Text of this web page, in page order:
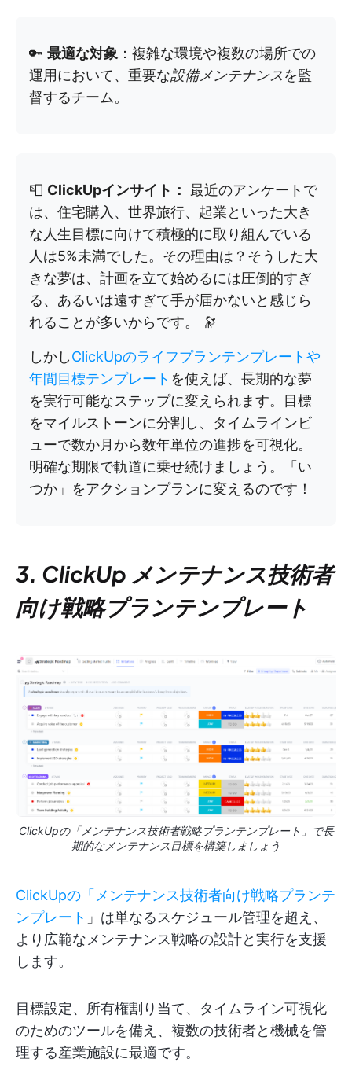
🔑 最適な対象 ：複雑な環境や複数の場所での
運用において、重要な設備メンテナンスを監
督するチーム。
📮 ClickUpインサイト： 最近のアンケートで
は、住宅購入、世界旅行、起業といった大き
な人生目標に向けて積極的に取り組んでいる
人は5%未満でした。その理由は？そうした大
きな夢は、計画を立て始めるには圧倒的すぎ
る、あるいは遠すぎて手が届かないと感じら
れることが多いからです。 🔭
しかしClickUpのライフプランテンプレートや
年間目標テンプレート を使えば、長期的な夢
を実行可能なステップに変えられます。目標
をマイルストーンに分割し、タイムラインビ
ューで数か月から数年単位の進捗を可視化。
明確な期限で軌道に乗せ続けましょう。「い
つか」をアクションプランに変えるのです！
3. ClickUp メンテナンス技術者
向け戦略プランテンプレート
ClickUpの「メンテナンス技術者戦略プランテンプレート」で長
期的なメンテナンス目標を構築しましょう
ClickUpの「メンテナンス技術者向け戦略プランテ
ンプレート 」は単なるスケジュール管理を超え、
より広範なメンテナンス戦略の設計と実行を支援
します。
目標設定、所有権割り当て、タイムライン可視化
のためのツールを備え、複数の技術者と機械を管
理する産業施設に最適です。